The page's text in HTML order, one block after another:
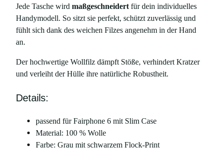
,
f
ü
r
a
i
p
Jede Tasche wird maßgeschneidertfür dein individuelles
Handymodell. So sitzt sie perfekt, schützt zuverlässig und
fühlt sich dank des weichen Filzes angenehm in der Hand
an.
Der hochwertige Wollfilz dämpft Stöße, verhindert Kratzer
und verleiht der Hülle ihre natürliche Robustheit.
Details:
passend für Fairphone 6 mit Slim Case
Material: 100 % Wolle
Farbe: Grau mit schwarzem Flock-Print